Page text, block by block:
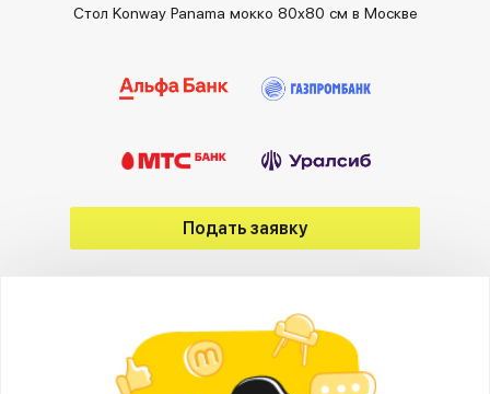
Стол Konway Panama мокко 80х80 см в Москве
Подать заявку